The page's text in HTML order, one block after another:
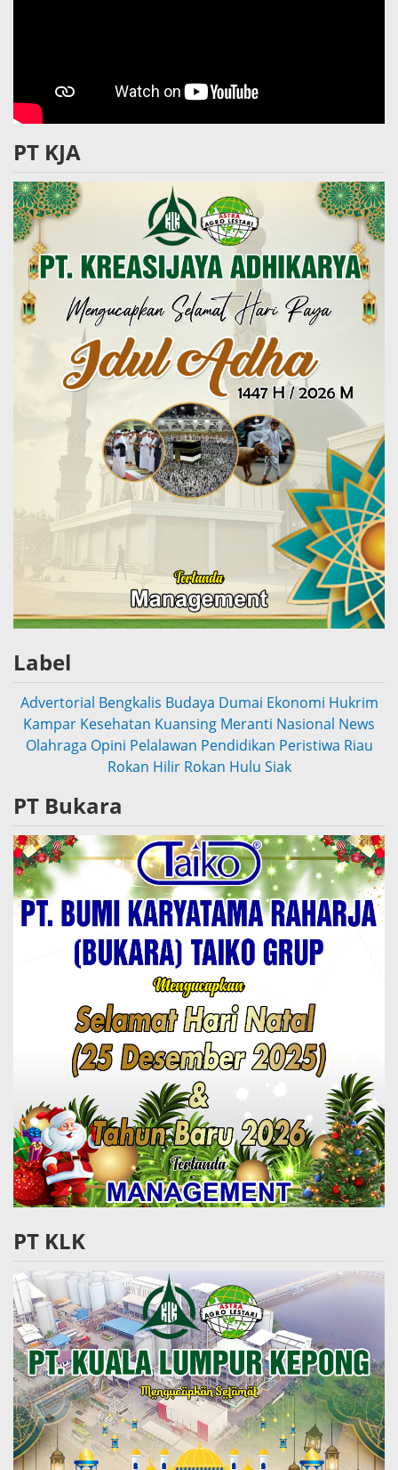
PT KJA
Label
Advertorial Bengkalis Budaya Dumai Ekonomi Hukrim
Kampar Kesehatan Kuansing Meranti Nasional News
Olahraga Opini Pelalawan Pendidikan Peristiwa Riau
Rokan Hilir Rokan Hulu Siak
PT Bukara
PT KLK